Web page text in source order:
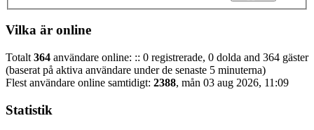
Vilka är online
Totalt 364 användare online: :: 0 registrerade, 0 dolda and 364 gäster
(baserat på aktiva användare under de senaste 5 minuterna)
Flest användare online samtidigt: 2388, mån 03 aug 2026, 11:09
Statistik